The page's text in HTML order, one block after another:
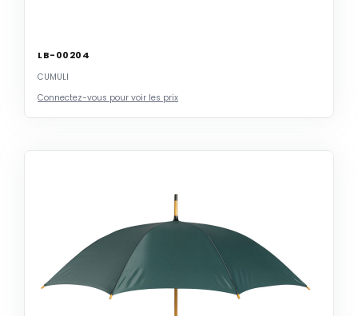
LB-00204
CUMULI
Connectez-vous pour voir les prix